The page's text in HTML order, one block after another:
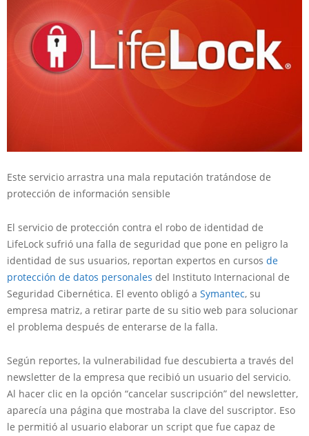
Este servicio arrastra una mala reputación tratándose de
protección de información sensible
El servicio de protección contra el robo de identidad de
LifeLock sufrió una falla de seguridad que pone en peligro la
identidad de sus usuarios, reportan expertos en cursos de
protección de datos personales del Instituto Internacional de
Seguridad Cibernética. El evento obligó a Symantec, su
empresa matriz, a retirar parte de su sitio web para solucionar
el problema después de enterarse de la falla.
Según reportes, la vulnerabilidad fue descubierta a través del
newsletter de la empresa que recibió un usuario del servicio.
Al hacer clic en la opción “cancelar suscripción” del newsletter,
aparecía una página que mostraba la clave del suscriptor. Eso
le permitió al usuario elaborar un script que fue capaz de